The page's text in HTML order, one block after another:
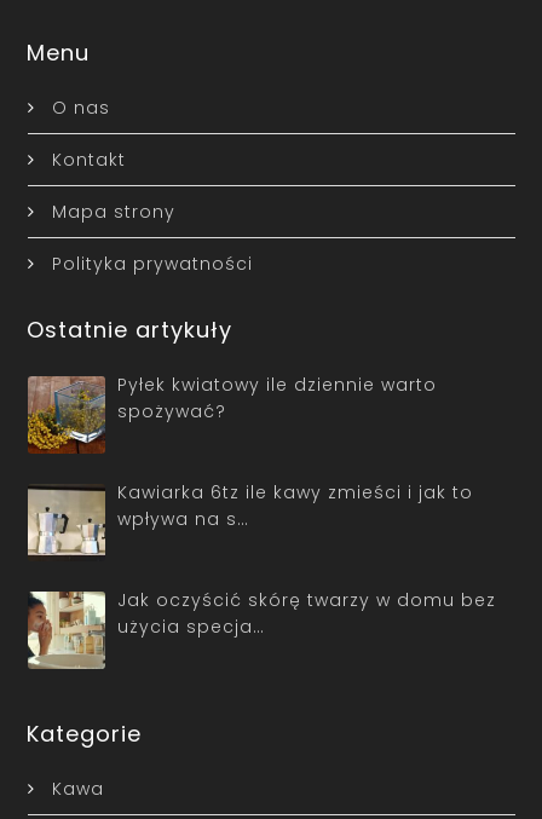
Menu
O nas
Kontakt
Mapa strony
Polityka prywatności
Ostatnie artykuły
Pyłek kwiatowy ile dziennie warto
spożywać?
Kawiarka 6tz ile kawy zmieści i jak to
wpływa na s…
Jak oczyścić skórę twarzy w domu bez
użycia specja…
Kategorie
Kawa